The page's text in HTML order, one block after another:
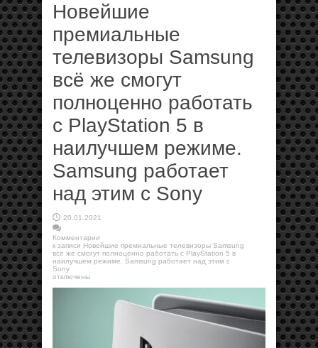
Новейшие
премиальные
телевизоры Samsung
всё же смогут
полноценно работать
с PlayStation 5 в
наилучшем режиме.
Samsung работает
над этим с Sony
20.01.2021
Комментарии
к записи Новейшие премиальные телевизоры Samsung
всё же смогут полноценно работать с PlayStation 5 в
наилучшем режиме. Samsung работает над этим с
Sony
отключены